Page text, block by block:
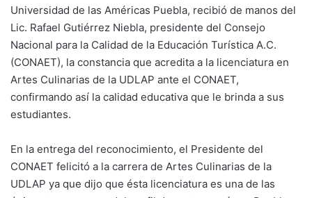
Universidad de las Américas Puebla, recibió de manos del
Lic. Rafael Gutiérrez Niebla, presidente del Consejo
Nacional para la Calidad de la Educación Turística A.C.
(CONAET), la constancia que acredita a la licenciatura en
Artes Culinarias de la UDLAP ante el CONAET,
confirmando así la calidad educativa que le brinda a sus
estudiantes.
En la entrega del reconocimiento, el Presidente del
CONAET felicitó a la carrera de Artes Culinarias de la
UDLAP ya que dijo que ésta licenciatura es una de las